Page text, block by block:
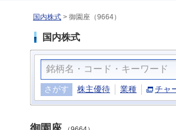
国内株式 > 御園座（9664）
国内株式
さがす 株主優待 業種 チャ